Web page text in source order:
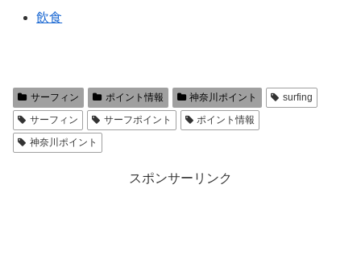
飲食
サーフィン ポイント情報 神奈川ポイント
surfing
サーフィン
サーフポイント
ポイント情報
神奈川ポイント
スポンサーリンク